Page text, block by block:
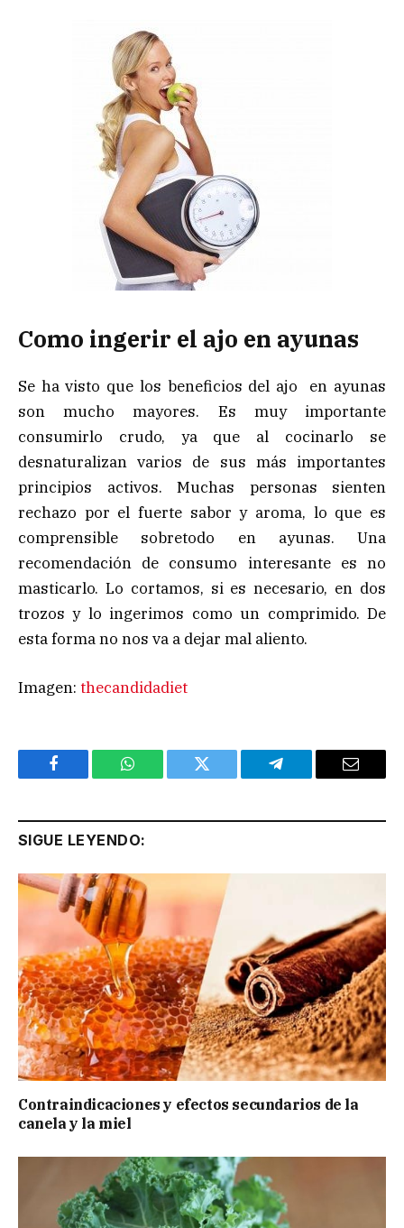
Como ingerir el ajo en ayunas
Se ha visto que los beneficios del ajo en ayunas
son mucho mayores. Es muy importante
consumirlo crudo, ya que al cocinarlo se
desnaturalizan varios de sus más importantes
principios activos. Muchas personas sienten
rechazo por el fuerte sabor y aroma, lo que es
comprensible sobretodo en ayunas. Una
recomendación de consumo interesante es no
masticarlo. Lo cortamos, si es necesario, en dos
trozos y lo ingerimos como un comprimido. De
esta forma no nos va a dejar mal aliento.
Imagen: thecandidadiet
Facebook WhatsApp Twitter Telegram Email
SIGUE LEYENDO:
Contraindicaciones y efectos secundarios de la
canela y la miel